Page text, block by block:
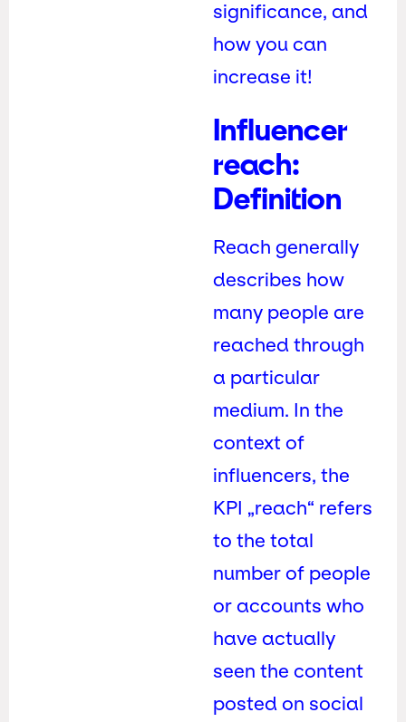
significance, and
how you can
increase it!
Influencer
reach:
Definition
Reach generally
describes how
many people are
reached through
a particular
medium. In the
context of
influencers, the
KPI „reach“ refers
to the total
number of people
or accounts who
have actually
seen the content
posted on social